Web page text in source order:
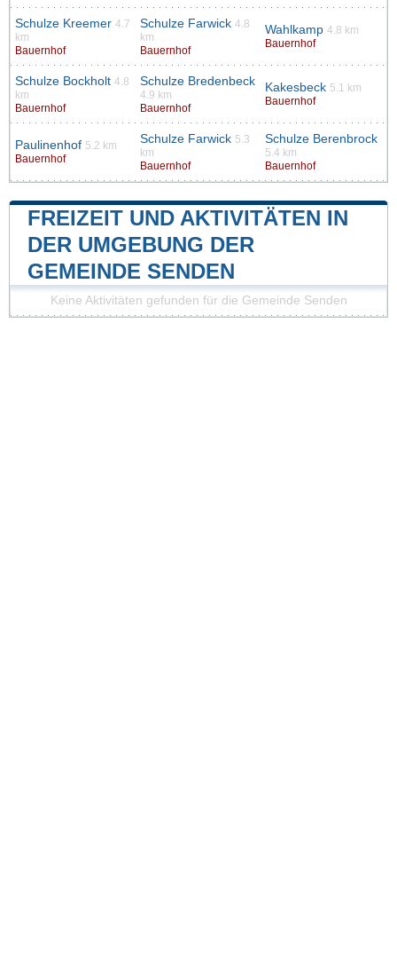
Schulze Kreemer 4.7
km
Bauernhof
Schulze Farwick 4.8
km
Bauernhof
Wahlkamp 4.8 km
Bauernhof
Schulze Bockholt 4.8
km
Bauernhof
Schulze Bredenbeck
4.9 km
Bauernhof
Kakesbeck 5.1 km
Bauernhof
Paulinenhof 5.2 km
Bauernhof
Schulze Farwick 5.3
km
Bauernhof
Schulze Berenbrock
5.4 km
Bauernhof
FREIZEIT UND AKTIVITÄTEN IN
DER UMGEBUNG DER
GEMEINDE SENDEN
Keine Aktivitäten gefunden für die Gemeinde Senden